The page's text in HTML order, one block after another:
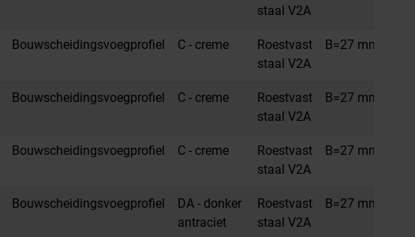
staal V2A
Bouwscheidingsvoegprofiel C - creme
Roestvast
staal V2A
B=27 mm
Bouwscheidingsvoegprofiel C - creme
Roestvast
staal V2A
B=27 mm
Bouwscheidingsvoegprofiel C - creme
Roestvast
staal V2A
B=27 mm
Bouwscheidingsvoegprofiel
DA - donker
antraciet
Roestvast
staal V2A
B=27 mm